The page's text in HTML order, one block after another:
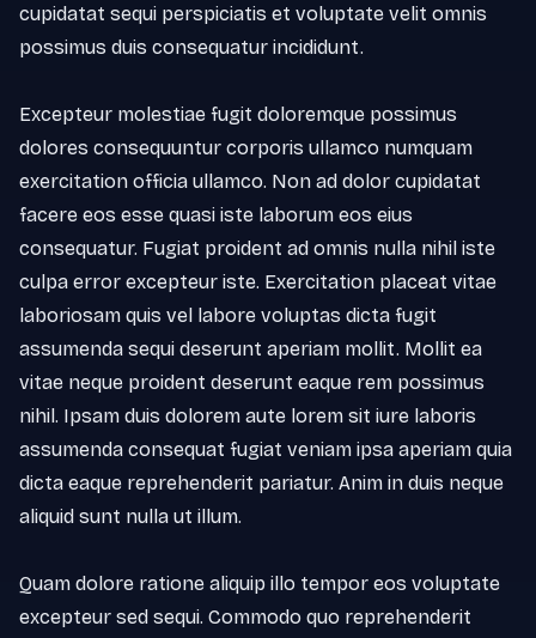
cupidatat sequi perspiciatis et voluptate velit omnis
possimus duis consequatur incididunt.
Excepteur molestiae fugit doloremque possimus
dolores consequuntur corporis ullamco numquam
exercitation officia ullamco. Non ad dolor cupidatat
facere eos esse quasi iste laborum eos eius
consequatur. Fugiat proident ad omnis nulla nihil iste
culpa error excepteur iste. Exercitation placeat vitae
laboriosam quis vel labore voluptas dicta fugit
assumenda sequi deserunt aperiam mollit. Mollit ea
vitae neque proident deserunt eaque rem possimus
nihil. Ipsam duis dolorem aute lorem sit iure laboris
assumenda consequat fugiat veniam ipsa aperiam quia
dicta eaque reprehenderit pariatur. Anim in duis neque
aliquid sunt nulla ut illum.
Quam dolore ratione aliquip illo tempor eos voluptate
excepteur sed sequi. Commodo quo reprehenderit